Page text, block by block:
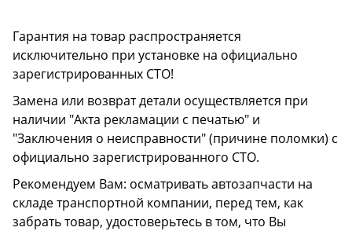
Гарантия на товар распространяется
исключительно при установке на официально
зарегистрированных СТО!
Замена или возврат детали осуществляется при
наличии "Акта рекламации с печатью" и
"Заключения о неисправности" (причине поломки) с
официально зарегистрированного СТО.
Рекомендуем Вам: осматривать автозапчасти на
складе транспортной компании, перед тем, как
забрать товар, удостоверьтесь в том, что Вы